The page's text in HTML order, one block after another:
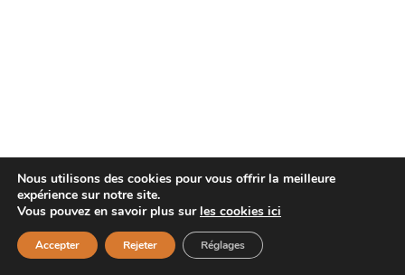
Nous utilisons des cookies pour vous offrir la meilleure
expérience sur notre site.
Vous pouvez en savoir plus sur les cookies ici
Accepter Rejeter Réglages